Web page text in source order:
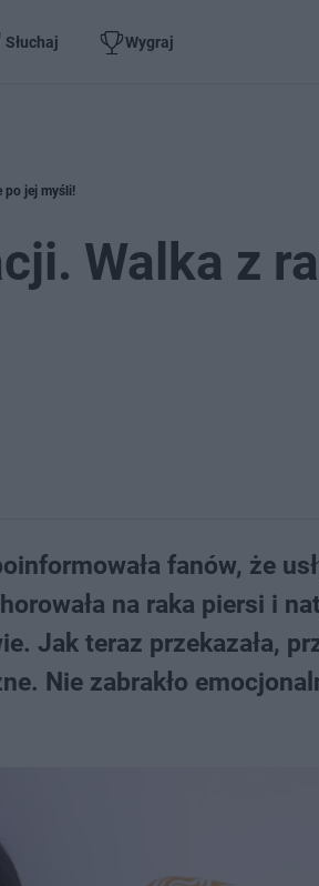
Słuchaj Wygraj
po jej myśli!
Walka z
fanów, że
na raka piersi i
Jak teraz przekazała,
Nie zabrakło